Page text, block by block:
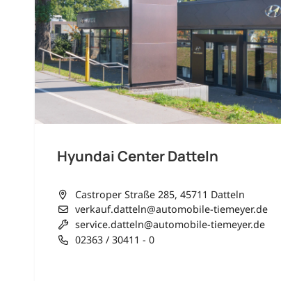
Hyundai Center Datteln
Castroper Straße 285, 45711 Datteln
verkauf.datteln@automobile-tiemeyer.de
service.datteln@automobile-tiemeyer.de
02363 / 30411 - 0